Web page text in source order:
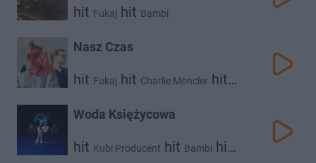
hit Fukaj hit Bambi
Nasz Czas
hit Fukaj hit Charlie Moncler hit
Woda Księżycowa
hit Kubi Producent hit Bambi hit